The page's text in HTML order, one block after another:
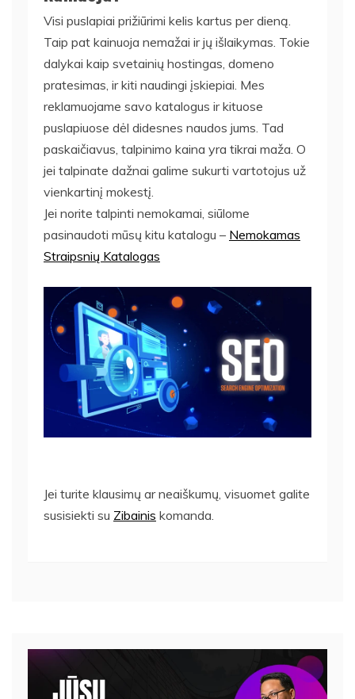
Visi puslapiai prižiūrimi kelis kartus per dieną.
Taip pat kainuoja nemažai ir jų išlaikymas. Tokie
dalykai kaip svetainių hostingas, domeno
pratesimas, ir kiti naudingi įskiepiai. Mes
reklamuojame savo katalogus ir kituose
puslapiuose dėl didesnes naudos jums. Tad
paskaičiavus, talpinimo kaina yra tikrai maža. O
jei talpinate dažnai galime sukurti vartotojus už
vienkartinį mokestį.
Jei norite talpinti nemokamai, siūlome
pasinaudoti mūsų kitu katalogu – Nemokamas
Straipsnių Katalogas
Jei turite klausimų ar neaiškumų, visuomet galite
susisiekti su Zibainis komanda.